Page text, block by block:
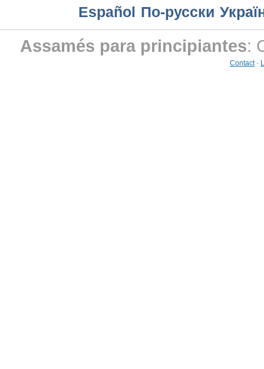
Еspañol По-русски
Assamés para principiantes:
Contact-